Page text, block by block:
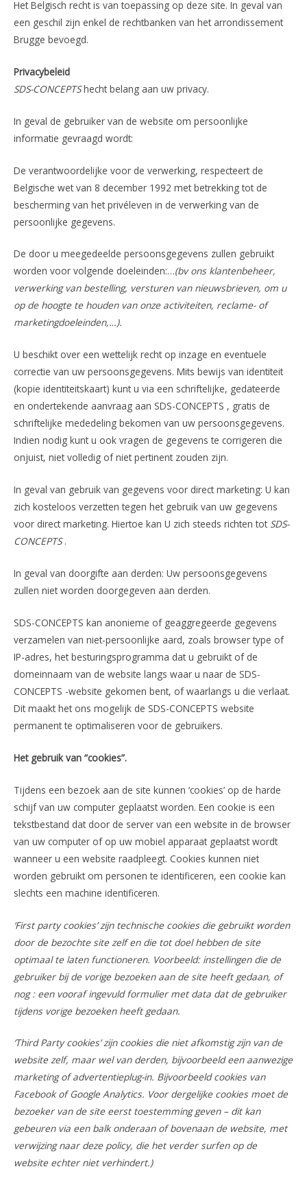
Het Belgisch recht is van toepassing op deze site. In geval van
een geschil zijn enkel de rechtbanken van het arrondissement
Brugge bevoegd.
Privacybeleid
SDS-CONCEPTShecht belang aan uw privacy.
In geval de gebruiker van de website om persoonlijke
informatie gevraagd wordt:
De verantwoordelijke voor de verwerking, respecteert de
Belgische wet van 8 december 1992 met betrekking tot de
bescherming van het privéleven in de verwerking van de
persoonlijke gegevens.
De door u meegedeelde persoonsgegevens zullen gebruikt
worden voor volgende doeleinden:…(bv ons klantenbeheer,
verwerking van bestelling, versturen van nieuwsbrieven, om u
op de hoogte te houden van onze activiteiten, reclame- of
marketingdoeleinden,…).
U beschikt over een wettelijk recht op inzage en eventuele
correctie van uw persoonsgegevens. Mits bewijs van identiteit
(kopie identiteitskaart) kunt u via een schriftelijke, gedateerde
en ondertekende aanvraag aan SDS-CONCEPTS , gratis de
schriftelijke mededeling bekomen van uw persoonsgegevens.
Indien nodig kunt u ook vragen de gegevens te corrigeren die
onjuist, niet volledig of niet pertinent zouden zijn.
In geval van gebruik van gegevens voor direct marketing: U kan
zich kosteloos verzetten tegen het gebruik van uw gegevens
voor direct marketing. Hiertoe kan U zich steeds richten tot SDS-
CONCEPTS.
In geval van doorgifte aan derden: Uw persoonsgegevens
zullen niet worden doorgegeven aan derden.
SDS-CONCEPTS kan anonieme of geaggregeerde gegevens
verzamelen van niet-persoonlijke aard, zoals browser type of
IP-adres, het besturingsprogramma dat u gebruikt of de
domeinnaam van de website langs waar u naar de SDS-
CONCEPTS -website gekomen bent, of waarlangs u die verlaat.
Dit maakt het ons mogelijk de SDS-CONCEPTS website
permanent te optimaliseren voor de gebruikers.
Het gebruik van “cookies”.
Tijdens een bezoek aan de site kunnen ‘cookies’ op de harde
schijf van uw computer geplaatst worden. Een cookie is een
tekstbestand dat door de server van een website in de browser
van uw computer of op uw mobiel apparaat geplaatst wordt
wanneer u een website raadpleegt. Cookies kunnen niet
worden gebruikt om personen te identificeren, een cookie kan
slechts een machine identificeren.
‘First party cookies’ zijn technische cookies die gebruikt worden
door de bezochte site zelf en die tot doel hebben de site
optimaal te laten functioneren. Voorbeeld: instellingen die de
gebruiker bij de vorige bezoeken aan de site heeft gedaan, of
nog : een vooraf ingevuld formulier met data dat de gebruiker
tijdens vorige bezoeken heeft gedaan.
‘Third Party cookies’ zijn cookies die niet afkomstig zijn van de
website zelf, maar wel van derden, bijvoorbeeld een aanwezige
marketing of advertentieplug-in. Bijvoorbeeld cookies van
Facebook of Google Analytics. Voor dergelijke cookies moet de
bezoeker van de site eerst toestemming geven – dit kan
gebeuren via een balk onderaan of bovenaan de website, met
verwijzing naar deze policy, die het verder surfen op de
website echter niet verhindert.)